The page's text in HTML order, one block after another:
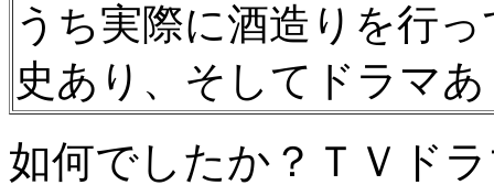
うち実際に酒造りを行
史あり、そしてドラマ
如何でしたか？ＴＶド